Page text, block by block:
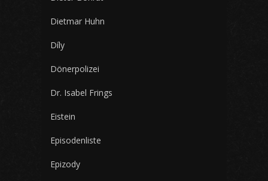
Dietmar Huhn
Díly
Dönerpolizei
Dr. Isabel Frings
Eistein
Episodenliste
Epizody